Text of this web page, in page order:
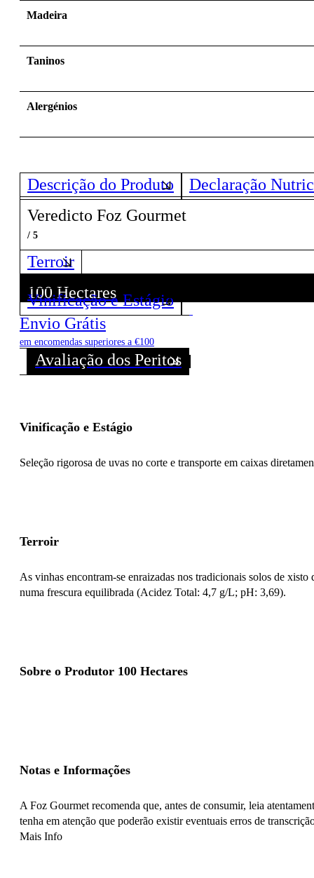
Madeira
Taninos
Alergénios
Descrição do Produto
Declaração
Veredicto Foz Gourmet
/ 5
Terroir
100 Hectares
Descubra todos os Vinhos deste Produtor!
Vinificação e Estágio
Envio Grátis
em encomendas superiores a €100
Avaliação dos Peritos
Vinificação e Estágio
Seleção rigorosa de uvas no corte e transporte em caixas
Terroir
As vinhas encontram-se enraizadas nos tradicionais solos de
numa frescura equilibrada (Acidez Total: 4,7 g/L; pH: 3,69).
Sobre o Produtor 100 Hectares
Notas e Informações
A Foz Gourmet recomenda que, antes de consumir, leia
tenha em atenção que poderão existir eventuais erros de
Mais Info